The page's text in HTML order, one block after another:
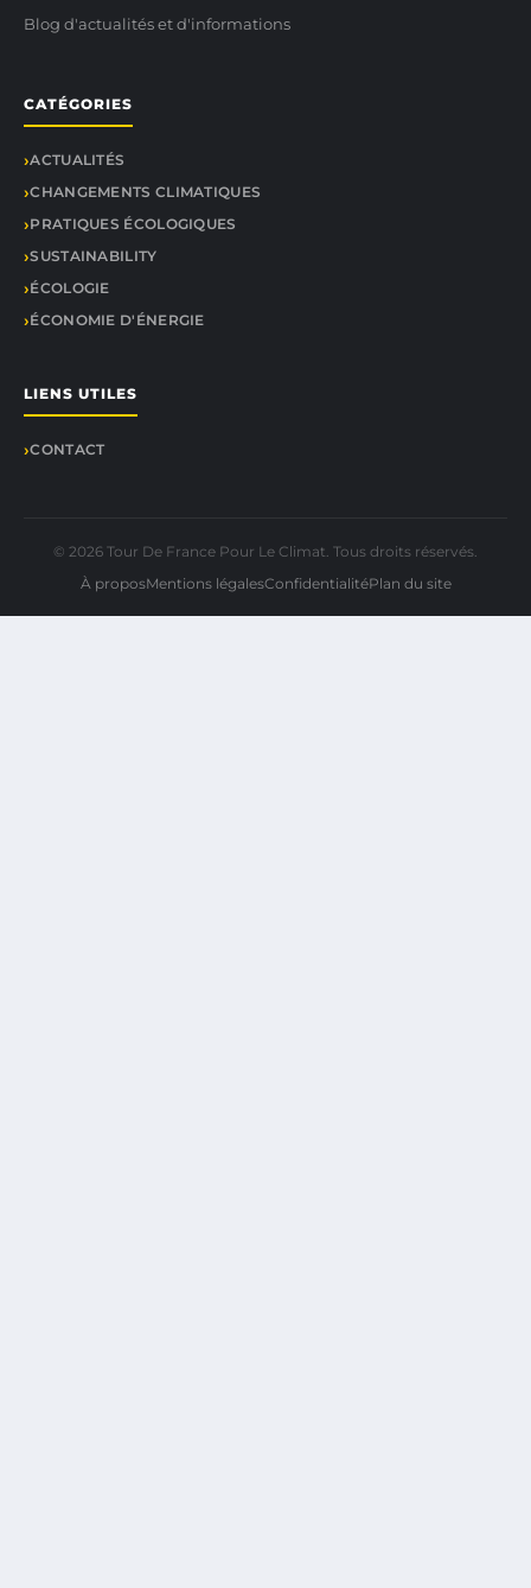
Blog d'actualités et d'informations
CATÉGORIES
ACTUALITÉS
CHANGEMENTS CLIMATIQUES
PRATIQUES ÉCOLOGIQUES
SUSTAINABILITY
ÉCOLOGIE
ÉCONOMIE D'ÉNERGIE
LIENS UTILES
CONTACT
© 2026 Tour De France Pour Le Climat. Tous droits réservés.
À proposMentions légalesConfidentialitéPlan du site